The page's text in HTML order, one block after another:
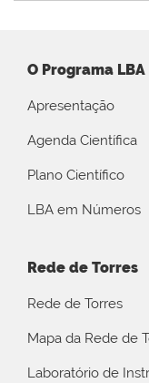
O Programa LBA
Apresentação
Agenda Científica
Plano Científico
LBA em Números
Rede de Torres
Rede de Torres
Mapa da Rede de
Laboratório de